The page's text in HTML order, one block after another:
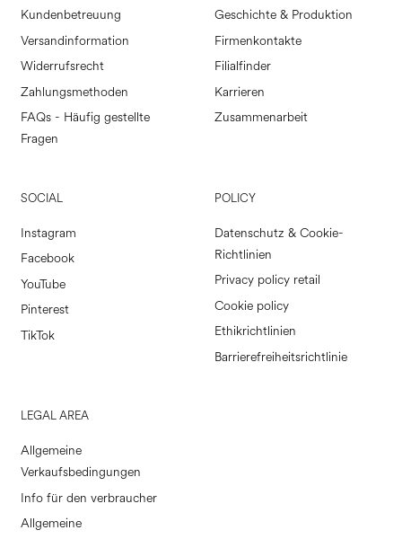
Kundenbetreuung
Versandinformation
Widerrufsrecht
Zahlungsmethoden
FAQs - Häufig gestellte
Fragen
Geschichte & Produktion
Firmenkontakte
Filialfinder
Karrieren
Zusammenarbeit
SOCIAL
Instagram
Facebook
YouTube
Pinterest
TikTok
POLICY
Datenschutz & Cookie-
Richtlinien
Privacy policy retail
Cookie policy
Ethikrichtlinien
Barrierefreiheitsrichtlinie
LEGAL AREA
Allgemeine
Verkaufsbedingungen
Info für den verbraucher
Allgemeine